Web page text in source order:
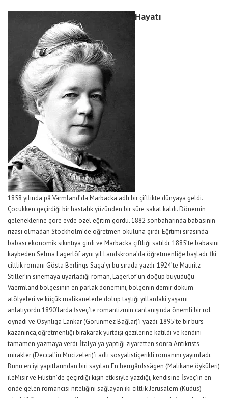
Hayatı
1858 yılında på Värmland’da Marbacka adlı bir çiftlikte dünyaya geldi.
Çocukken geçirdiği bir hastalık yüzünden bir süre sakat kaldı. Dönemin
geleneklerine göre evde özel eğitim gördü. 1882 sonbaharında babasının
rızası olmadan Stockholm’de öğretmen okuluna girdi. Eğitimi sırasında
babası ekonomik sıkıntıya girdi ve Marbacka çiftliği satıldı. 1885’te babasını
kaybeden Selma Lagerlöf aynı yıl Landskrona’da öğretmenliğe başladı. İki
ciltlik romanı Gösta Berlings Saga’yı bu sırada yazdı. 1924’te Mauritz
Stiller’in sinemaya uyarladığı roman, Lagerlöf’ün doğup büyüdüğü
Vaermland bölgesinin en parlak dönemini, bölgenin demir döküm
atölyeleri ve küçük malikanelerle dolup taştığı yıllardaki yaşamı
anlatıyordu.1890’larda İsveç’te romantizmin canlanışında önemli bir rol
oynadı ve Osynliga Länkar (Görünmez Bağlar)’ı yazdı. 1895’te bir burs
kazanınca,öğretmenliği bırakarak yurtdışı gezilerine katıldı ve kendini
tamamen yazmaya verdi. İtalya’ya yaptığı ziyaretten sonra Antikrists
mirakler (Deccal’in Mucizeleri)’i adlı sosyalistiçerikli romanını yayımladı.
Bunu en iyi yapıtlarından biri sayılan En herrgårdssägen (Malikane öyküleri)
ileMısır ve Filistin’de geçirdiği kışın etkisiyle yazdığı, kendisine İsveç’in en
önde gelen romancısı niteliğini sağlayan iki ciltlik Jerusalem (Kudüs)